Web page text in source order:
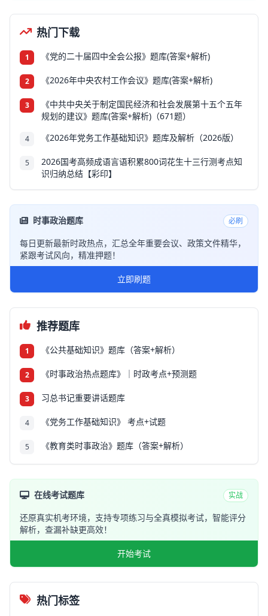
热门下载
1 《党的二十届四中全会公报》题库(答案+解析)
2 《2026年中央农村工作会议》题库(答案+解析)
3
《中共中央关于制定国民经济和社会发展第十五个五年
规划的建议》题库(答案+解析)（671题）
4 《2026年党务工作基础知识》题库及解析（2026版）
5
2026国考高频成语言语积累800词花生十三行测考点知
识归纳总结【彩印】
时事政治题库 必刷
每日更新最新时政热点，汇总全年重要会议、政策文件精华，
紧跟考试风向，精准押题！
立即刷题
推荐题库
1 《公共基础知识》题库（答案+解析）
2 《时事政治热点题库》｜时政考点+预测题
3 习总书记重要讲话题库
4 《党务工作基础知识》 考点+试题
5 《教育类时事政治》题库（答案+解析）
在线考试题库 实战
还原真实机考环境，支持专项练习与全真模拟考试，智能评分
解析，查漏补缺更高效！
开始考试
热门标签